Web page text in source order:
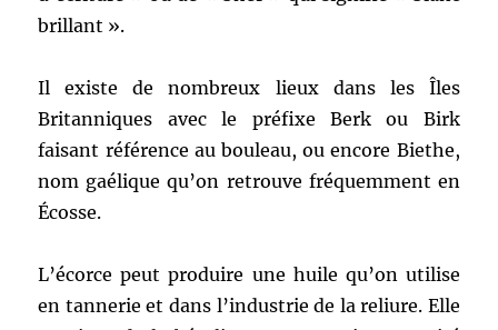
brillant ».
Il existe de nombreux lieux dans les Îles
Britanniques avec le préfixe Berk ou Birk
faisant référence au bouleau, ou encore Biethe,
nom gaélique qu’on retrouve fréquemment en
Écosse.
L’écorce peut produire une huile qu’on utilise
en tannerie et dans l’industrie de la reliure. Elle